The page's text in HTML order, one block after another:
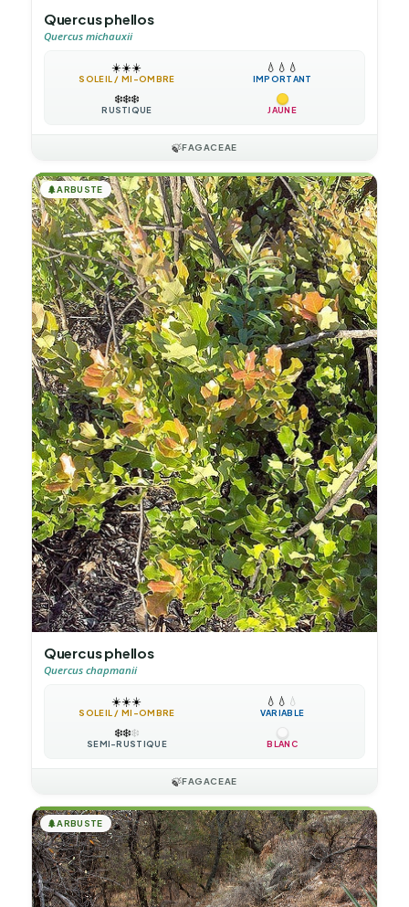
Quercus phellos
Quercus michauxii
☀️☀️☀️
SOLEIL / MI-OMBRE
💧 💧 💧
IMPORTANT
❄️❄️❄️
RUSTIQUE JAUNE
🍃FAGACEAE
🌲ARBUSTE
Quercus phellos
Quercus chapmanii
☀️☀️☀️
SOLEIL / MI-OMBRE
💧 💧 💧
VARIABLE
❄️❄️❄️
SEMI-RUSTIQUE BLANC
🍃FAGACEAE
🌲ARBUSTE